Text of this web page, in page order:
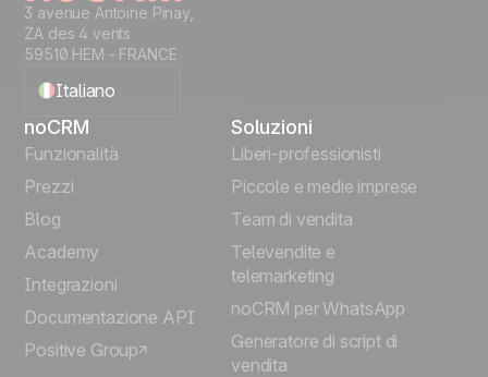
crescita aziendale.Puoi passare tra i piani
Starter, Expert e Dream in qualsiasi momento.
Le modifiche entrano in vigore
alla data di rinnovo per i piani mensili. Per i
piani annui invece, l’account viene addebitato
immediatamente con un importo
prezzo speciale, contatta il supporto prima di
cambiare. Nota che il piano Starter include un
limite di dati: se lo superi, dovrai ridurre il
numero di dati prima di effettuare il
downgrade.
3 avenue Antoine Pinay,
ZA des 4 vents
59510 HEM - FRANCE
Italiano
English
Français
Español
Português
Deutsch
noCRM
Funzionalità
Prezzi
Blog
Academy
Integrazioni
Documentazione API
Positive Group
Soluzioni
Liberi-professionisti
Piccole e medie imprese
Team di vendita
Televendite e
telemarketing
noCRM per WhatsApp
Generatore di script di
vendita